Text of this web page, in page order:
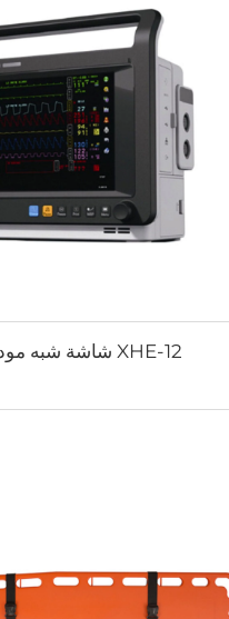
XHE-12 شاشة شبه موديولية